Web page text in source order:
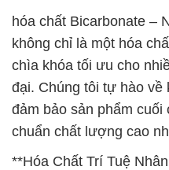
hóa chất Bicarbonate –
không chỉ là một hóa
chìa khóa tối ưu cho
đại. Chúng tôi tự hào về
đảm bảo sản phẩm
chuẩn chất lượng cao
**Hóa Chất Trí Tuệ